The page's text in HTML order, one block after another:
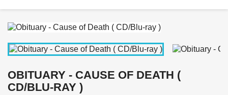
OBITUARY - CAUSE OF DEATH (
CD/BLU-RAY )